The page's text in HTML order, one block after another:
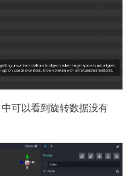
中可以看到旋转数据没有